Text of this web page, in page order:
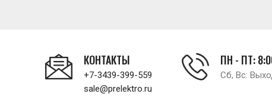
КОНТАКТЫ
+7-3439-399-559
sale@prelektro.ru
ПН - ПТ:
Сб, Вс: